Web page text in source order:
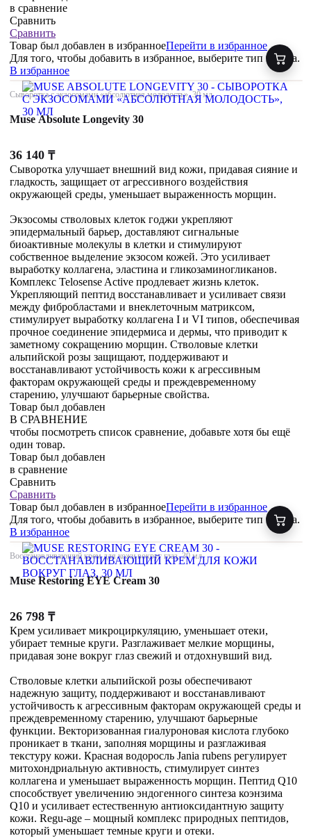
в сравнение
Сравнить
Сравнить
Товар был добавлен в избранноеПерейти в избранное
Для того, чтобы добавить в избранное, выберите тип товара.
В избранное
Сыворотка с экзосомами «абсолютная молодость», 30 мл
Muse Absolute Longevity 30
36 140 ₸
Сыворотка улучшает внешний вид кожи, придавая сияние и
гладкость, защищает от агрессивного воздействия
окружающей среды, уменьшает выраженность морщин.
Экзосомы стволовых клеток годжи укрепляют
эпидермальный барьер, доставляют сигнальные
биоактивные молекулы в клетки и стимулируют
собственное выделение экзосом кожей. Это усиливает
выработку коллагена, эластина и гликозаминогликанов.
Комплекс Telosense Active продлевает жизнь клеток.
Укрепляющий пептид восстанавливает и усиливает связи
между фибробластами и внеклеточным матриксом,
стимулирует выработку коллагена I и VI типов, обеспечивая
прочное соединение эпидермиса и дермы, что приводит к
заметному сокращению морщин. Стволовые клетки
альпийской розы защищают, поддерживают и
восстанавливают устойчивость кожи к агрессивным
факторам окружающей среды и преждевременному
старению, улучшают барьерные свойства.
Товар был добавлен
В СРАВНЕНИЕ
чтобы посмотреть список сравнение, добавьте хотя бы ещё
один товар.
Товар был добавлен
в сравнение
Сравнить
Сравнить
Товар был добавлен в избранноеПерейти в избранное
Для того, чтобы добавить в избранное, выберите тип товара.
В избранное
Восстанавливающий крем для кожи вокруг глаз, 30 мл
Muse Restoring EYE Cream 30
26 798 ₸
Крем усиливает микроциркуляцию, уменьшает отеки,
убирает темные круги. Разглаживает мелкие морщины,
придавая зоне вокруг глаз свежий и отдохнувший вид.
Стволовые клетки альпийской розы обеспечивают
надежную защиту, поддерживают и восстанавливают
устойчивость к агрессивным факторам окружающей среды и
преждевременному старению, улучшают барьерные
функции. Векторизованная гиалуроновая кислота глубоко
проникает в ткани, заполняя морщины и разглаживая
текстуру кожи. Красная водоросль Jania rubens регулирует
митохондриальную активность, стимулирует синтез
коллагена и уменьшает выраженность морщин. Пептид Q10
способствует увеличению эндогенного синтеза коэнзима
Q10 и усиливает естественную антиоксидантную защиту
кожи. Regu-age – мощный комплекс природных пептидов,
который уменьшает темные круги и отеки.